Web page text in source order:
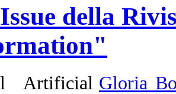
della
Gloria